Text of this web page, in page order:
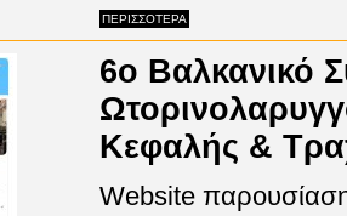
ΠΕΡΙΣΣΟΤΕΡΑ
6ο Βαλκανικό
Κεφαλής &
Website